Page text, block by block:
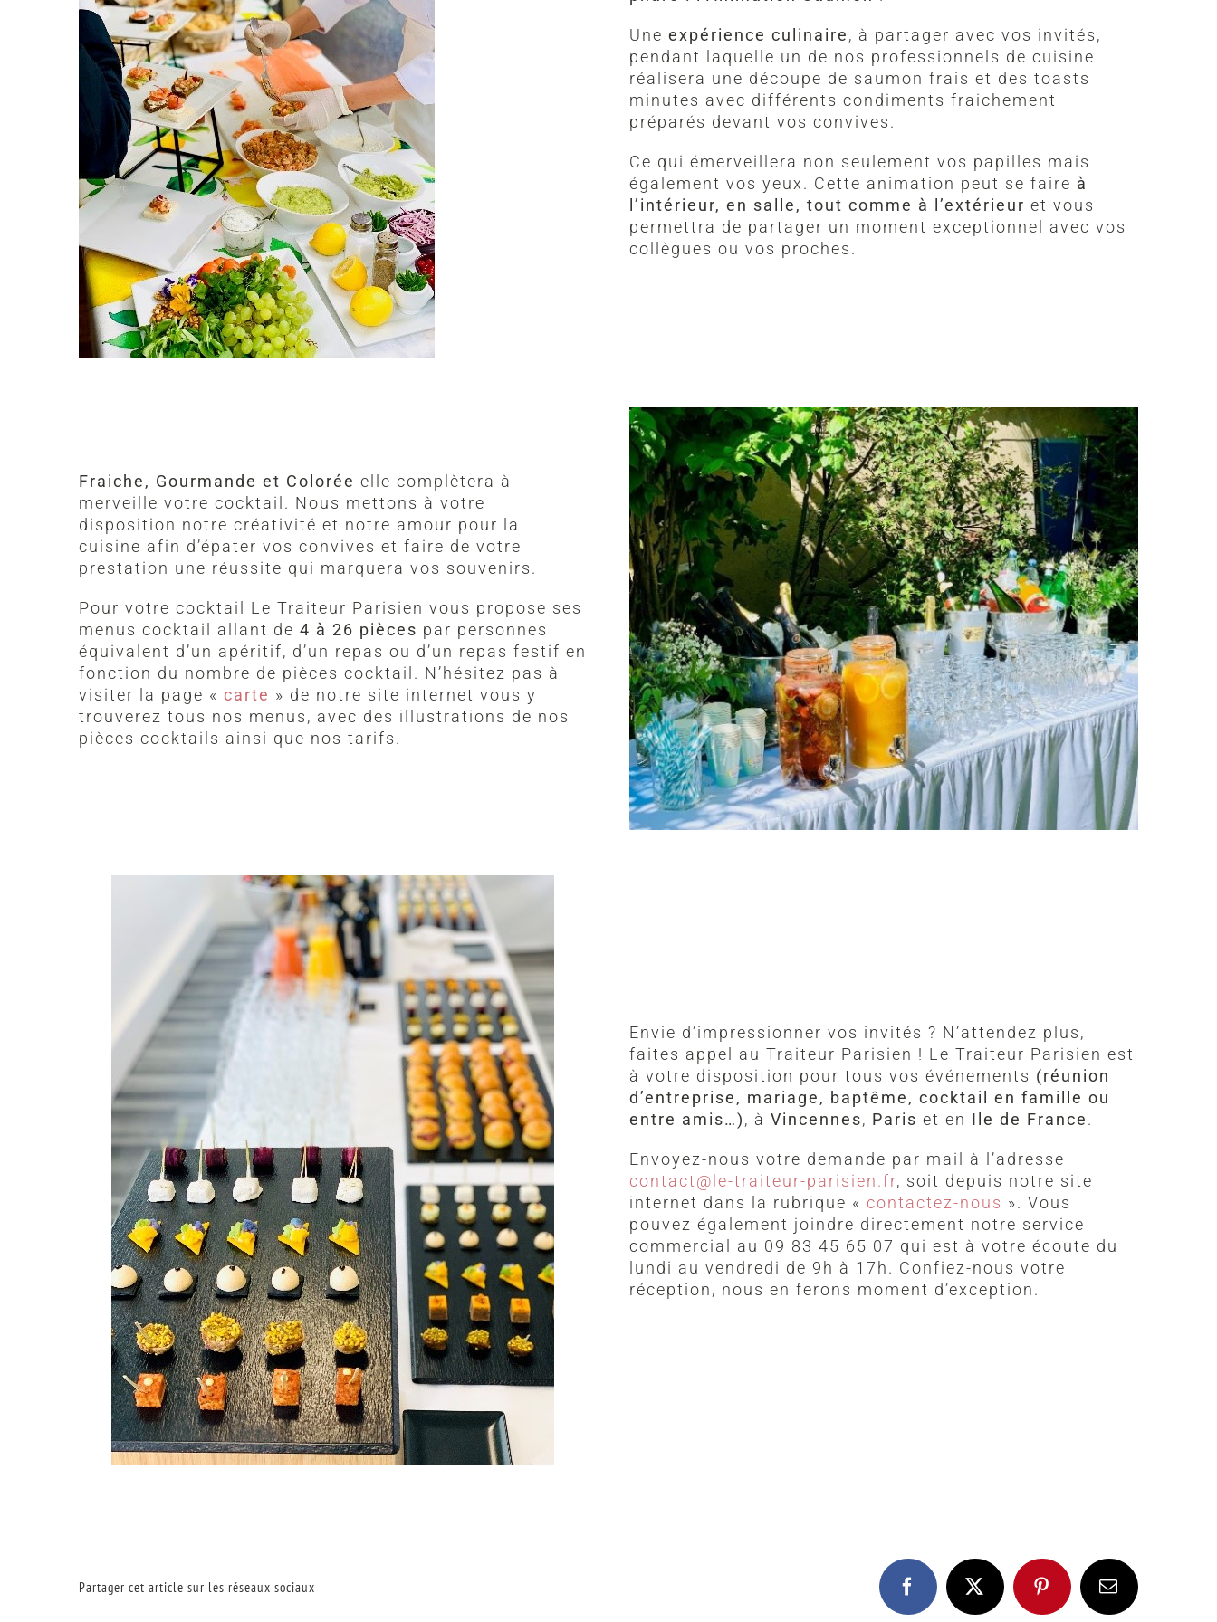
Uneexpérience culinaire, à partager avec vos invités,
pendant laquelle un de nos professionnels de cuisine
réalisera une découpe de saumon frais et des toasts
minutes avec différents condiments fraichement
préparés devant vos convives.
Ce qui émerveillera non seulement vos papilles mais
également vos yeux. Cette animation peut se faire à
l’intérieur, en salle, tout comme à l’extérieur et vous
permettra de partager un moment exceptionnel avec vos
collègues ou vos proches.
Fraiche, Gourmande et Colorée elle complètera à
merveille votre cocktail. Nous mettons à votre
disposition notre créativité et notre amour pour la
cuisine afin d’épater vos convives et faire de votre
prestation une réussite qui marquera vos souvenirs.
Pour votre cocktail Le Traiteur Parisien vous propose ses
menus cocktail allant de 4 à 26 pièces par personnes
équivalent d’un apéritif, d’un repas ou d’un repas festif en
fonction du nombre de pièces cocktail. N’hésitez pas à
visiter la page « carte » de notre site internet vous y
trouverez tous nos menus, avec des illustrations de nos
pièces cocktails ainsi que nos tarifs.
Envie d’impressionner vos invités ? N’attendez plus,
faites appel au Traiteur Parisien ! Le Traiteur Parisien est
à votre disposition pour tous vos événements (réunion
d’entreprise, mariage, baptême, cocktail en famille ou
entre amis…), àVincennes, Paris et en Ile de France.
Envoyez-nous votre demande par mail à l’adresse
contact@le-traiteur-parisien.fr, soit depuis notre site
internet dans la rubrique « contactez-nous ». Vous
pouvez également joindre directement notre service
commercial au 09 83 45 65 07 qui est à votre écoute du
lundi au vendredi de 9h à 17h. Confiez-nous votre
réception, nous en ferons moment d’exception.
Partager cet article sur les réseaux sociaux Facebook
X PinterestEmail